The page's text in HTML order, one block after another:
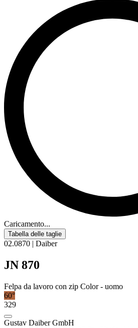
Caricamento...
Tabella delle taglie
02.0870 | Daiber
JN 870
Felpa da lavoro con zip Color - uomo
60°
329
Gustav Daiber GmbH